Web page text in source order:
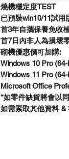
燒機穩定度TEST
已預裝win10/11試
首3年自攜保養免收
首7日內非人為損壞
砌機優惠價可加購:
Windows 10 Pro
Windows 11 Pro
Microsoft Office
*如零件缺貨將會以
如需索取其他資料 &